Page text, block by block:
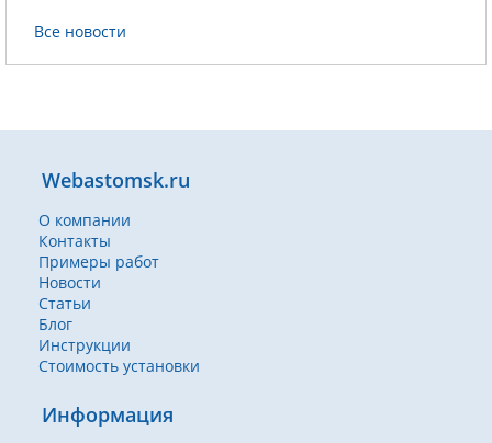
Все новости
Webastomsk.ru
О компании
Контакты
Примеры работ
Новости
Статьи
Блог
Инструкции
Стоимость установки
Информация